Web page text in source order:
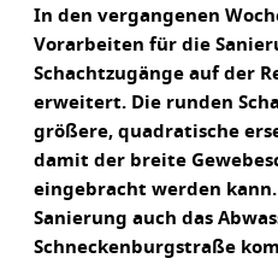
In den vergangenen
Vorarbeiten für die
Schachtzugänge auf der
erweitert. Die runden
größere, quadratische
damit der breite
eingebracht werden
Sanierung auch das
Schneckenburgstraße